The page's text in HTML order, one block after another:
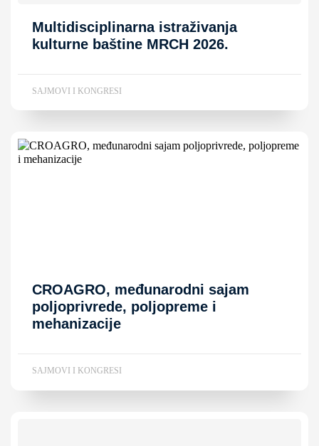
Multidisciplinarna istraživanja
kulturne baštine MRCH 2026.
SAJMOVI I KONGRESI
CROAGRO, međunarodni sajam
poljoprivrede, poljopreme i
mehanizacije
SAJMOVI I KONGRESI